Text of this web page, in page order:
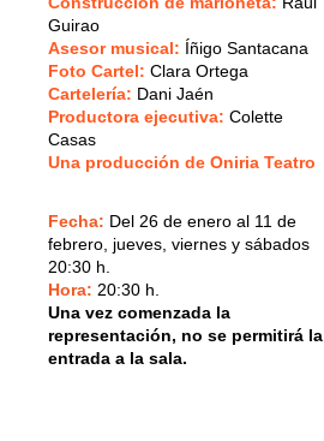
Guirao
Asesor musical: Íñigo Santacana
Foto Cartel: Clara Ortega
Cartelería: Dani Jaén
Productora ejecutiva: Colette
Casas
Una producción de Oniria Teatro
Fecha: Del 26 de enero al 11 de
febrero, jueves, viernes y sábados
20:30 h.
Hora: 20:30 h.
Una vez comenzada la
representación, no se permitirá la
entrada a la sala.